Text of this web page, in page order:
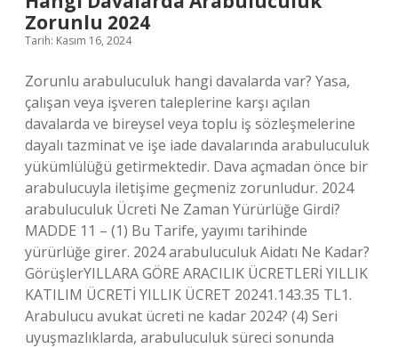
Zorunlu 2024
Tarih: Kasım 16, 2024
Zorunlu arabuluculuk hangi davalarda var? Yasa,
çalışan veya işveren taleplerine karşı açılan
davalarda ve bireysel veya toplu iş sözleşmelerine
dayalı tazminat ve işe iade davalarında arabuluculuk
yükümlülüğü getirmektedir. Dava açmadan önce bir
arabulucuyla iletişime geçmeniz zorunludur. 2024
arabuluculuk Ücreti Ne Zaman Yürürlüğe Girdi?
MADDE 11 – (1) Bu Tarife, yayımı tarihinde
yürürlüğe girer. 2024 arabuluculuk Aidatı Ne Kadar?
GörüşlerYILLARA GÖRE ARACILIK ÜCRETLERİ YILLIK
KATILIM ÜCRETİ YILLIK ÜCRET 20241.143.35 TL1.
Arabulucu avukat ücreti ne kadar 2024? (4) Seri
uyuşmazlıklarda, arabuluculuk süreci sonunda